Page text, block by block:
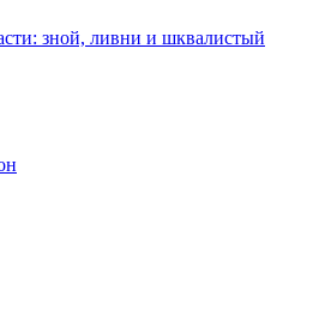
зной, ливни и шквалистый